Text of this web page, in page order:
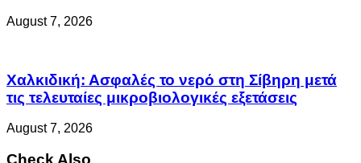
August 7, 2026
Χαλκιδική: Ασφαλές το νερό στη Σίβηρη μετά
τις τελευταίες μικροβιολογικές εξετάσεις
August 7, 2026
Check Also